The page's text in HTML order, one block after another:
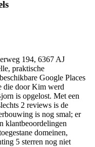
194, 6367 AJ
praktische
Google Places
die door Kim werd
is opgelost. Met een
2 reviews is de
is nog smal; er
klantbeoordelingen
domeinen,
5 sterren nog niet